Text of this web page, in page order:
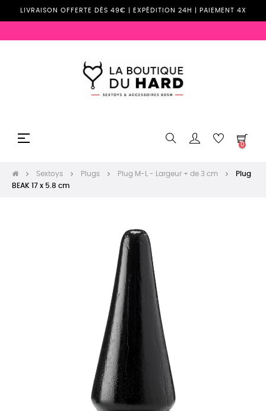
LIVRAISON OFFERTE DÈS 49€ | EXPÉDITION 24H | PAIEMENT 4X
Basculer
☰
0
Sextoys Plugs Plug M-L - Largeur + de 3 cm
Plug
BEAK 17 x 5.8 cm